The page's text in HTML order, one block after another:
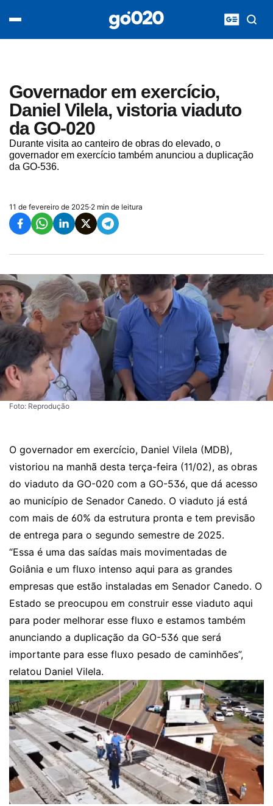
Governador em exercício,
Daniel Vilela, vistoria viaduto
da GO-020
Durante visita ao canteiro de obras do elevado, o
governador em exercício também anunciou a duplicação
da GO-536.
11 de fevereiro de 2025·2 min de leitura
Foto: Reprodução
O governador em exercício, Daniel Vilela (MDB),
vistoriou na manhã desta terça-feira (11/02), as obras
do viaduto da GO-020 com a GO-536, que dá acesso
ao município de Senador Canedo. O viaduto já está
com mais de 60% da estrutura pronta e tem previsão
de entrega para o segundo semestre de 2025.
“Essa é uma das saídas mais movimentadas de
Goiânia e um fluxo intenso aqui para as grandes
empresas que estão instaladas em Senador Canedo. O
Estado se preocupou em construir esse viaduto aqui
para poder melhorar esse fluxo e estamos também
anunciando a duplicação da GO-536 que será
importante para esse fluxo pesado de caminhões”,
relatou Daniel Vilela.
acontece agora
entretenimento
vídeos
pod020